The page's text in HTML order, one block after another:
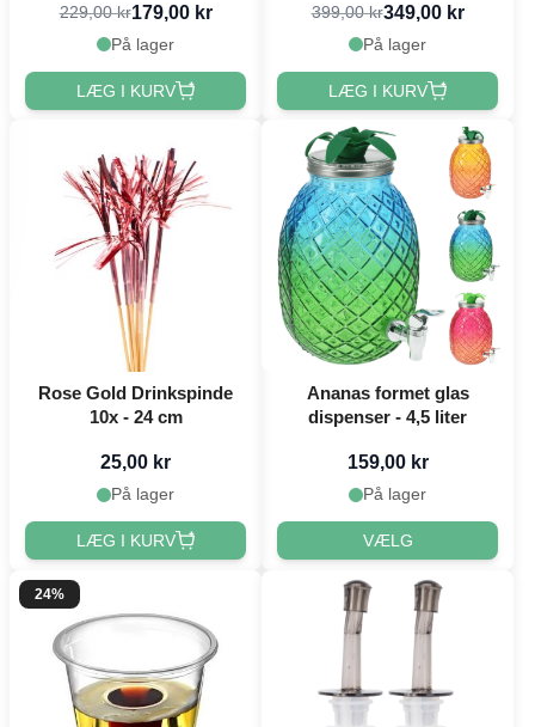
229,00 kr179,00 kr
På lager
LÆG I KURV
399,00 kr349,00 kr
På lager
LÆG I KURV
Rose Gold Drinkspinde
10x - 24 cm
25,00 kr
På lager
LÆG I KURV
Ananas formet glas
dispenser - 4,5 liter
159,00 kr
På lager
VÆLG
24%